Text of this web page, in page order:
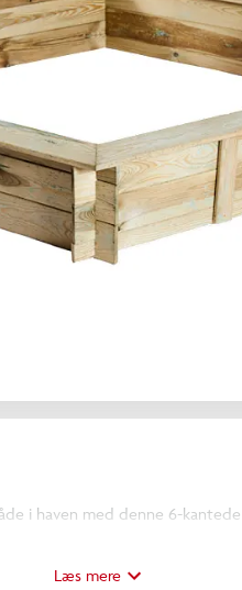
i haven med denne 6-kantede
Læs mere